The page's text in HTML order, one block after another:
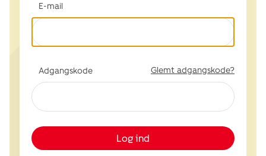
E-mail
Adgangskode Glemt adgangskode?
Log ind